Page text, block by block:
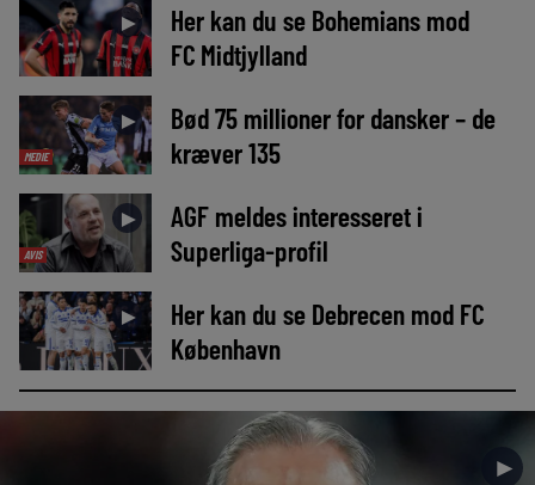
►
Her kan du se Bohemians mod
FC Midtjylland
MEDIE
►
Bød 75 millioner for dansker – de
kræver 135
AVIS
►
AGF meldes interesseret i
Superliga-profil
►
Her kan du se Debrecen mod FC
København
►